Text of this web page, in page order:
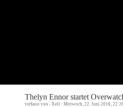
Thelyn Ennor startet
verfasst von - Xell · Mittwoch, 22. Juni 2016,